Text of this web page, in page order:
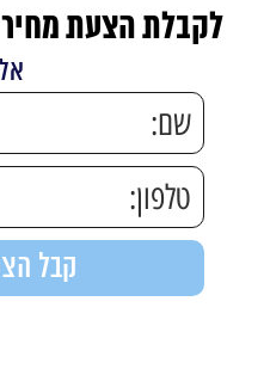
לקבלת הצעת מחיר